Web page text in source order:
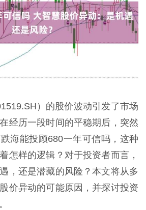
）的股价波动引发了市场
经历一段时间的平稳期后，突然
海能投顾680一年可信吗，这种
怎样的逻辑？对于投资者而言，
，还是潜藏的风险？本文将从多
价异动的可能原因，并探讨投资